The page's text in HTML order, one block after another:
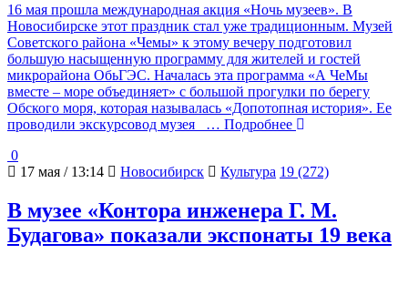
16 мая прошла международная акция «Ночь музеев». В
Новосибирске этот праздник стал уже традиционным. Музей
Советского района «Чемы» к этому вечеру подготовил
большую насыщенную программу для жителей и гостей
микрорайона ОбьГЭС. Началась эта программа «А ЧеМы
вместе – море объединяет» с большой прогулки по берегу
Обского моря, которая называлась «Допотопная история». Ее
проводили экскурсовод музея
… Подробнее
0
17 мая / 13:14
Новосибирск Культура 19 (272)
В музее «Контора инженера Г. М.
Будагова» показали экспонаты 19 века